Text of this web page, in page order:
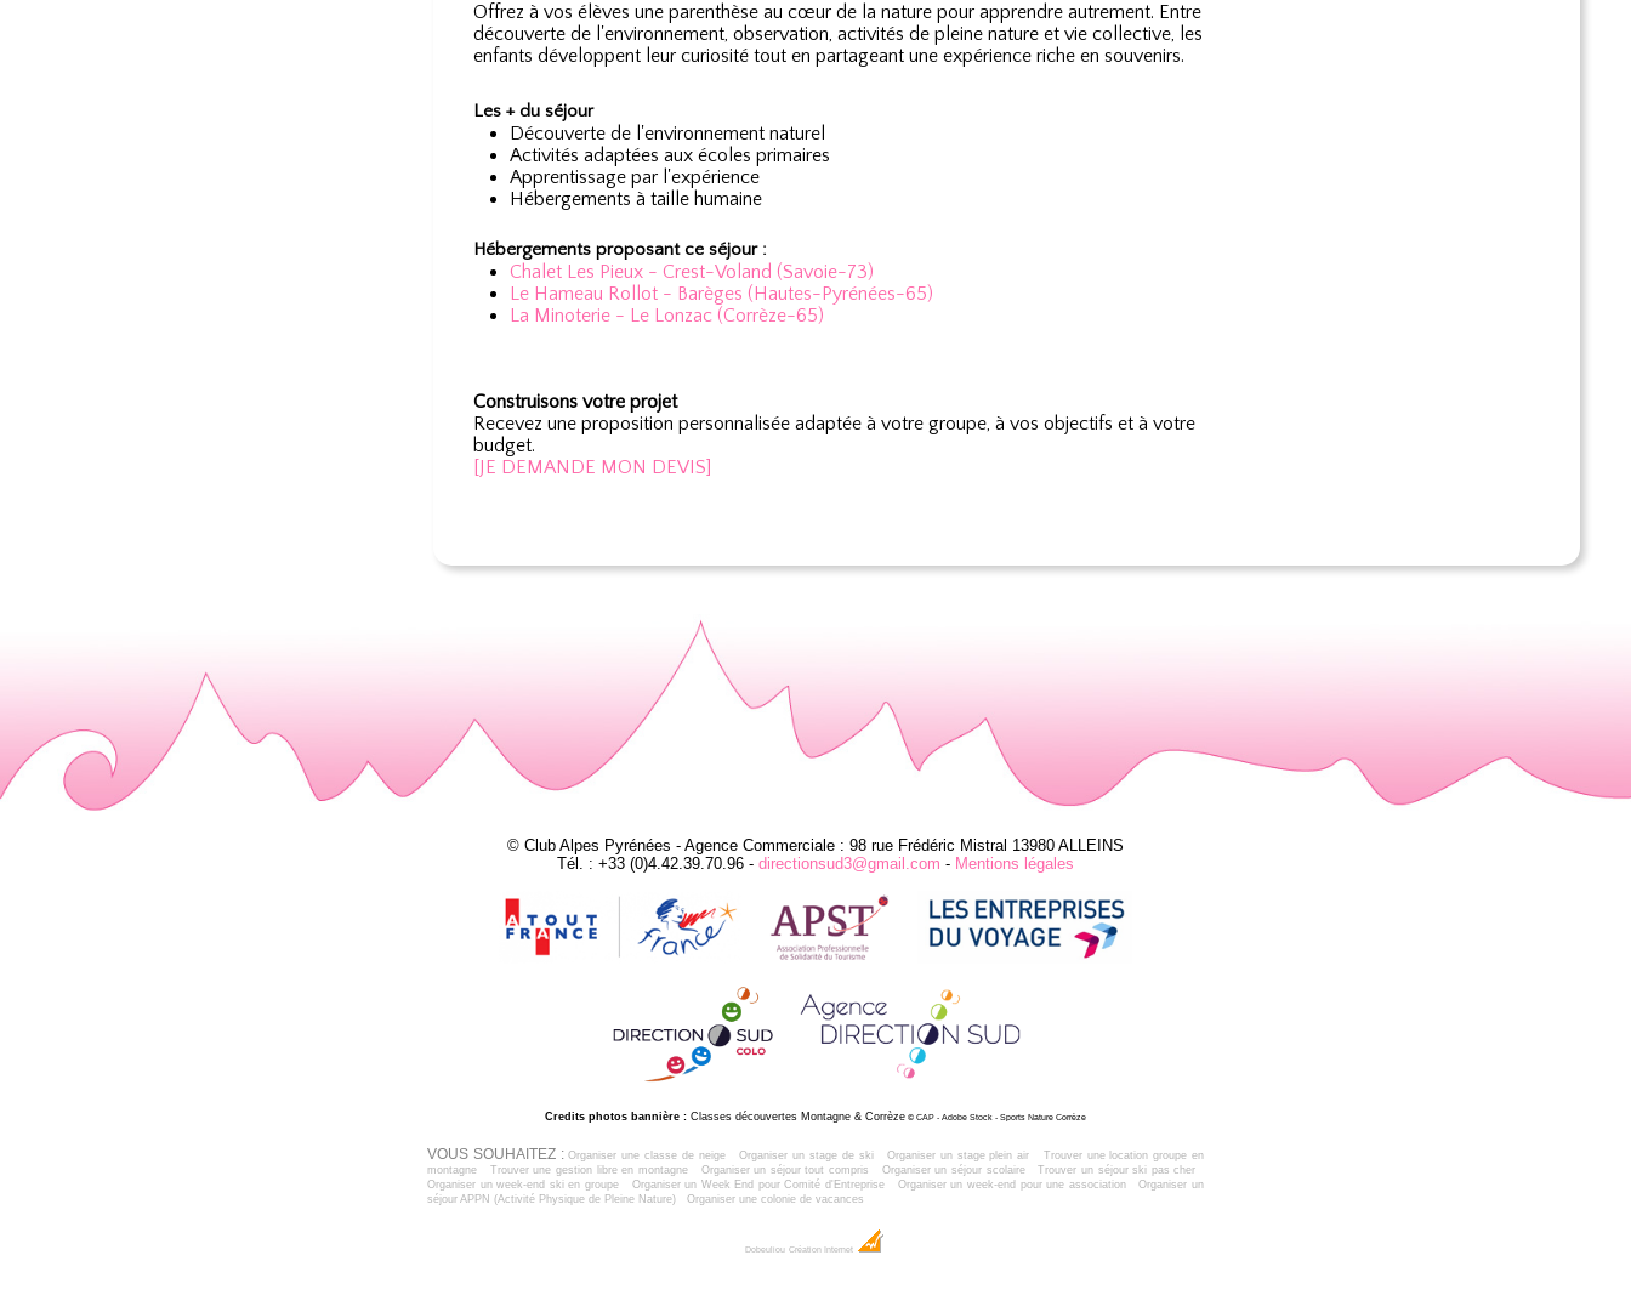
Offrez à vos élèves une parenthèse au cœur de la nature pour apprendre autrement. Entre
découverte de l'environnement, observation, activités de pleine nature et vie collective, les
enfants développent leur curiosité tout en partageant une expérience riche en souvenirs.
Les + du séjour
Découverte de l'environnement naturel
Activités adaptées aux écoles primaires
Apprentissage par l'expérience
Hébergements à taille humaine
Hébergements proposant ce séjour :
Chalet Les Pieux - Crest-Voland (Savoie-73)
Le Hameau Rollot - Barèges (Hautes-Pyrénées-65)
La Minoterie - Le Lonzac (Corrèze-65)
Construisons votre projet
Recevez une proposition personnalisée adaptée à votre groupe, à vos objectifs et à votre
budget.
[JE DEMANDE MON DEVIS]
© Club Alpes Pyrénées - Agence Commerciale : 98 rue Frédéric Mistral 13980 ALLEINS
Tél. : +33 (0)4.42.39.70.96 - directionsud3@gmail.com - Mentions légales
Credits photos bannière : Classes découvertes Montagne & Corrèze© CAP - Adobe Stock - Sports Nature Corrèze
VOUS SOUHAITEZ :Organiser une classe de neige Organiser un stage de ski Organiser un stage plein air
Trouver une location groupe en
montagne
Trouver une gestion libre en montagne Organiser un séjour tout compris Organiser un séjour scolaire
Trouver un séjour ski pas cher
Organiser un week-end ski en groupe
Organiser un Week End pour Comité d'Entreprise Organiser un week-end pour une association
Organiser un
séjour APPN (Activité Physique de Pleine Nature)
Organiser une colonie de vacances
Dobeuliou Création Internet